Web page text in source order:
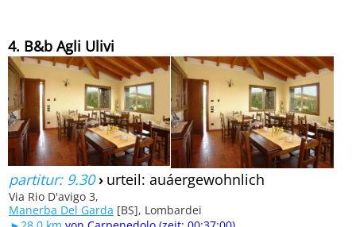
4. B&b Agli Ulivi
partitur: 9.30› urteil: auáergewohnlich
Via Rio D'avigo 3,
Manerba Del Garda [BS], Lombardei